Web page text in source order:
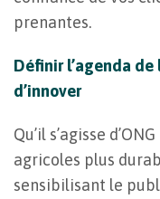
prenantes.
Définir l’agenda
d’innover
Qu’il s’agisse
agricoles plus
sensibilisant le